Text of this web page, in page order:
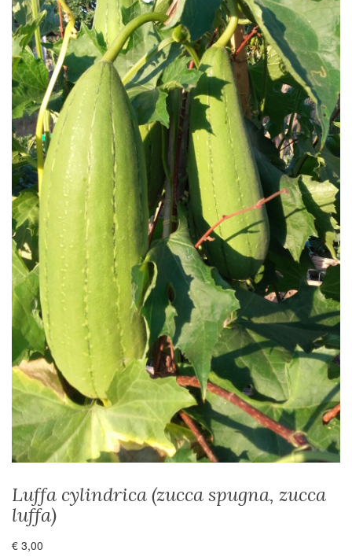
Luffa cylindrica (zucca spugna, zucca
luffa)
€ 3,00